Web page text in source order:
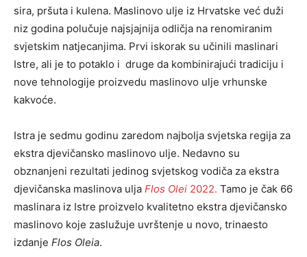
sira, pršuta i kulena. Maslinovo ulje iz Hrvatske već duži
niz godina polučuje najsjajnija odličja na renomiranim
svjetskim natjecanjima. Prvi iskorak su učinili maslinari
Istre, ali je to potaklo i druge da kombinirajući tradiciju i
nove tehnologije proizvedu maslinovo ulje vrhunske
kakvoće.
Istra je sedmu godinu zaredom najbolja svjetska regija za
ekstra djevičansko maslinovo ulje. Nedavno su
obznanjeni rezultati jedinog svjetskog vodiča za ekstra
djevičanska maslinova ulja Flos Olei 2022. Tamo je čak 66
maslinara iz Istre proizvelo kvalitetno ekstra djevičansko
maslinovo koje zaslužuje uvrštenje u novo, trinaesto
izdanje Flos Oleia.